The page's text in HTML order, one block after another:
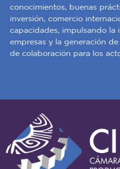
conocimientos, buenas
inversión, comercio
capacidades, impulsando la
empresas y la generación
de colaboración para los